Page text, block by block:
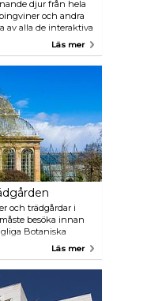
djur från hela
och andra
av alla de interaktiva
Missa inteLäs mer
och trädgårdar i
besöka innan
Botaniska
vackra trädgårdar
samlingar av levande
Läs mer